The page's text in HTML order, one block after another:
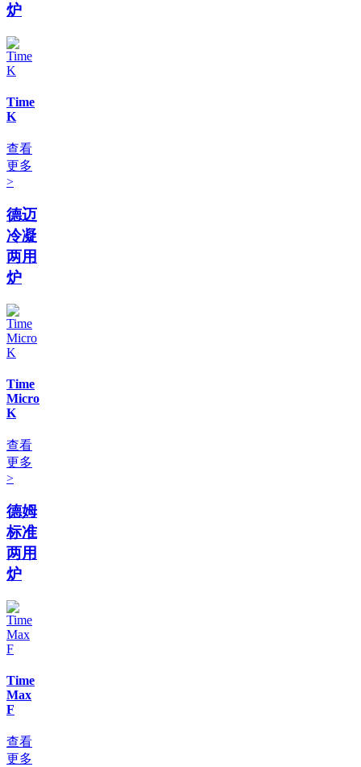
炉
Time
K
查看
更多
>
德迈
冷凝
两用
炉
Time
Micro
K
查看
更多
>
德姆
标准
两用
炉
Time
Max
F
查看
更多